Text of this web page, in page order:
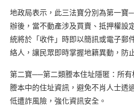
地政局表示，此三法寶分別為第一寶
辦後，當不動產涉及買賣、抵押權設
統將於「收件」時即以簡訊或電子郵
絡人，讓民眾即時掌握地籍異動，防
第二寶──第二類謄本住址隱匿：所
謄本中的住址資訊，避免不肖人士透
低遭詐風險，強化資訊安全。